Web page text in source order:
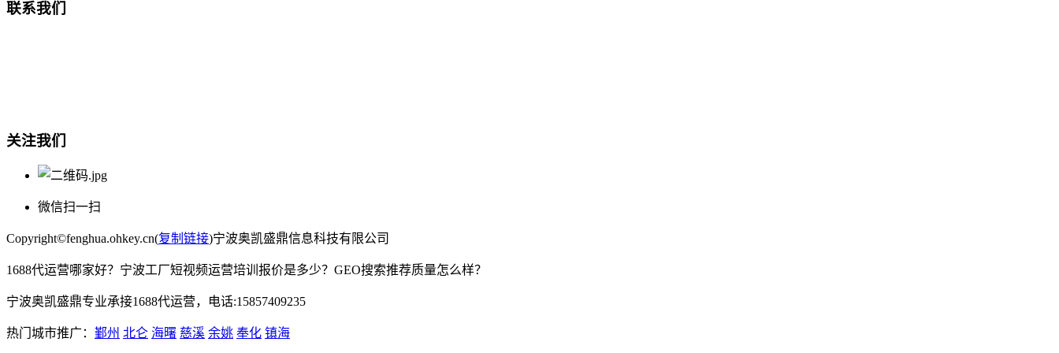
联系我们
关注我们
微信扫一扫
Copyright©fenghua.ohkey.cn(复制链接)宁波奥凯盛鼎信息科技有限公司
1688代运营哪家好？宁波工厂短视频运营培训报价是多少？GEO搜索推荐质量怎么样？
宁波奥凯盛鼎专业承接1688代运营，电话:15857409235
热门城市推广： 鄞州 北仑 海曙 慈溪 余姚 奉化 镇海